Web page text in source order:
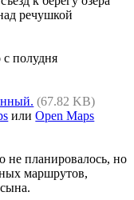
речушкой
полудня
(67.82 KB)
илиOpen Maps
не планировалось, но
маршрутов,